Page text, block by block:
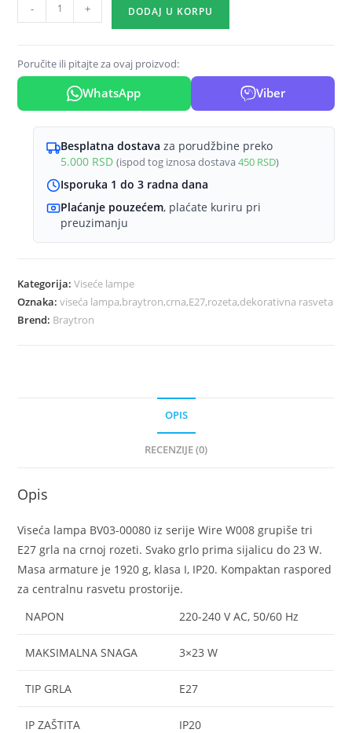
lampa
crna,
kompaktna
rozeta
količina
- + DODAJ U KORPU
Poručite ili pitajte za ovaj proizvod:
WhatsApp Viber
Besplatna dostava za porudžbine preko
5.000 RSD (ispod tog iznosa dostava450 RSD)
Isporuka 1 do 3 radna dana
Plaćanje pouzećem, plaćate kuriru pri
preuzimanju
Kategorija:Viseće lampe
Oznaka:viseća lampa,braytron,crna,E27,rozeta,dekorativna rasveta
Brend: Braytron
OPIS
RECENZIJE (0)
Opis
Viseća lampa BV03-00080 iz serije Wire W008 grupiše tri
E27 grla na crnoj rozeti. Svako grlo prima sijalicu do 23 W.
Masa armature je 1920 g, klasa I, IP20. Kompaktan raspored
za centralnu rasvetu prostorije.
NAPON
220-240 V AC, 50/60 Hz
MAKSIMALNA SNAGA 3×23 W
TIP GRLA E27
IP ZAŠTITA IP20